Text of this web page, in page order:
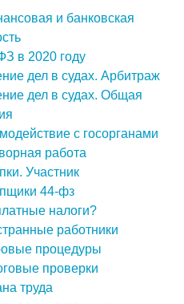
и банковская
в 2020 году
дел в судах. Арбитраж
дел в судах. Общая
с госорганами
работа
Участник
44-фз
налоги?
работники
процедуры
проверки
труда